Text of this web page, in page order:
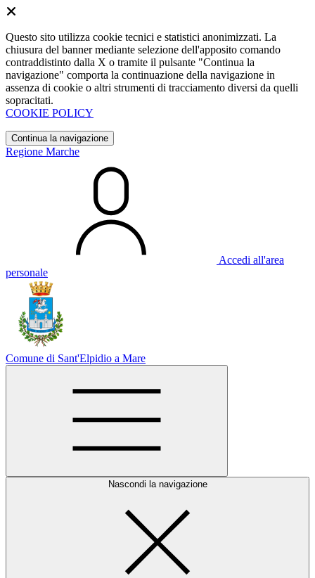
Questo sito utilizza cookie tecnici e statistici anonimizzati. La
chiusura del banner mediante selezione dell'apposito comando
contraddistinto dalla X o tramite il pulsante "Continua la
navigazione" comporta la continuazione della navigazione in
assenza di cookie o altri strumenti di tracciamento diversi da quelli
sopracitati.
COOKIE POLICY
Continua la navigazione
Regione Marche
Accedi all'area
personale
Comune di Sant'Elpidio a Mare
Nascondi la navigazione